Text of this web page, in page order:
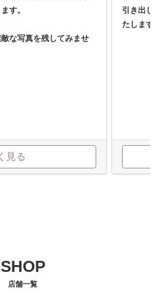
す。
な写真を残してみませ
見る
引き出し
たします
SHOP
店舗一覧